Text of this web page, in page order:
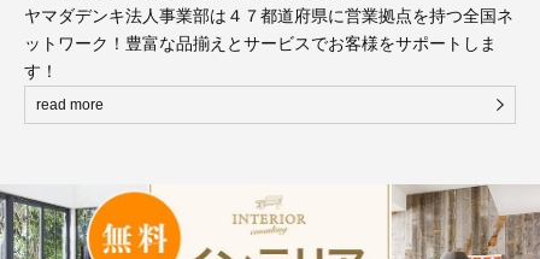
ヤマダデンキ法人事業部は４７都道府県に営業拠点を持つ全国ネ
ットワーク！豊富な品揃えとサービスでお客様をサポートしま
す！
read more